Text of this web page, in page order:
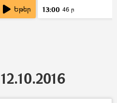
Եթեր 13:00 46 ր